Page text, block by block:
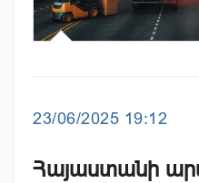
23/06/2025 19:12
Հայաստանի